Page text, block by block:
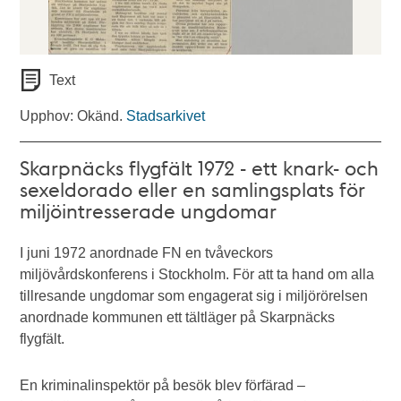
Text
Upphov: Okänd. Stadsarkivet
Skarpnäcks flygfält 1972 - ett knark- och
sexeldorado eller en samlingsplats för
miljöintresserade ungdomar
I juni 1972 anordnade FN en tvåveckors
miljövårdskonferens i Stockholm. För att ta hand om alla
tillresande ungdomar som engagerat sig i miljörörelsen
anordnade kommunen ett tältläger på Skarpnäcks
flygfält.
En kriminalinspektör på besök blev förfärad –